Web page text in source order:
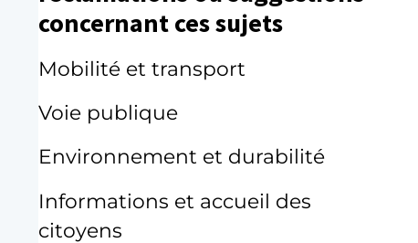
concernant ces sujets
Mobilité et transport
Voie publique
Environnement et durabilité
Informations et accueil des
citoyens